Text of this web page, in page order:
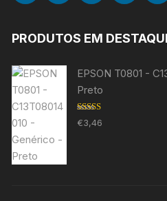
PRODUTOS EM
EPSON T0801 -
Preto
Avaliação
5.00 de 5
€3,46